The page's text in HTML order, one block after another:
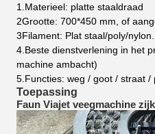
1.Materieel: platte staaldraad
2Grootte: 700*450 mm, of
3Filament: Plat staal/poly/nylon...
4.Beste dienstverlening in het
machine ambacht)
5. Functies: weg / goot / straat /
Toepassing
Faun Viajet veegmachine